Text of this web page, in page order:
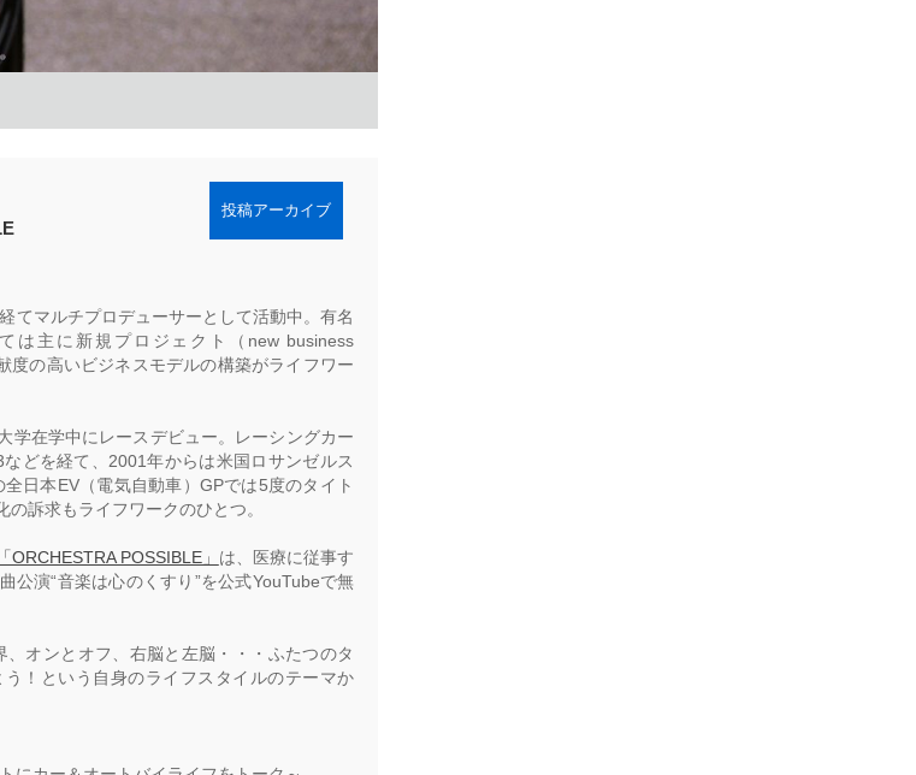
投稿アーカイブ
てマルチプロデューサーとして活動中。有名
は主に新規プロジェクト（new business
度の高いビジネスモデルの構築がライフワー
学在学中にレースデビュー。レーシングカー
どを経て、2001年からは米国ロサンゼルス
日本EV（電気自動車）GPでは5度のタイト
訴求もライフワークのひとつ。
「ORCHESTRA POSSIBLE」 は、医療に従事す
公演“音楽は心のくすり”を公式YouTubeで無
オンとオフ、右脳と左脳・・・ふたつのタ
！という自身のライフスタイルのテーマか